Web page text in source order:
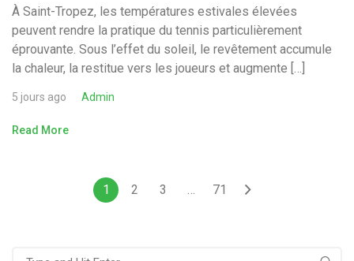
À Saint-Tropez, les températures estivales élevées
peuvent rendre la pratique du tennis particulièrement
éprouvante. Sous l’effet du soleil, le revêtement accumule
la chaleur, la restitue vers les joueurs et augmente […]
5 jours ago Admin
Read More
1 2 3 … 71